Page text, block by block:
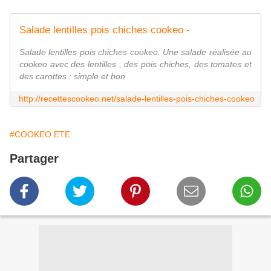
Salade lentilles pois chiches cookeo -
Salade lentilles pois chiches cookeo. Une salade réalisée au
cookeo avec des lentilles , des pois chiches, des tomates et
des carottes : simple et bon
http://recettescookeo.net/salade-lentilles-pois-chiches-cookeo
#COOKEO ETE
Partager